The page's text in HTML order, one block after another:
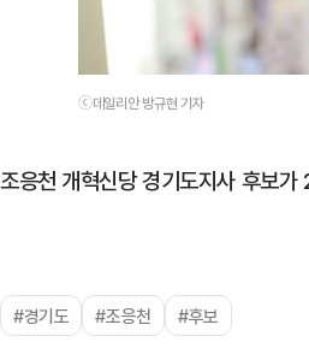
ⓒ데일리안 방규현 기자
조응천 개혁신당 경기도지사 후보
#경기도 #조응천 #후보